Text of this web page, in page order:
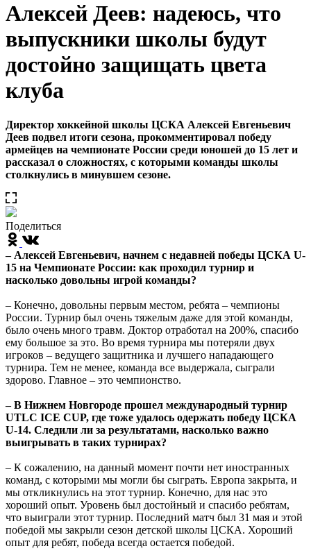
Алексей Деев: надеюсь, что
выпускники школы будут
достойно защищать цвета
клуба
Директор хоккейной школы ЦСКА Алексей Евгеньевич
Деев подвел итоги сезона, прокомментировал победу
армейцев на чемпионате России среди юношей до 15 лет и
рассказал о сложностях, с которыми команды школы
столкнулись в минувшем сезоне.
Поделиться
– Алексей Евгеньевич, начнем с недавней победы ЦСКА U-
15 на Чемпионате России: как проходил турнир и
насколько довольны игрой команды?
– Конечно, довольны первым местом, ребята – чемпионы
России. Турнир был очень тяжелым даже для этой команды,
было очень много травм. Доктор отработал на 200%, спасибо
ему большое за это. Во время турнира мы потеряли двух
игроков – ведущего защитника и лучшего нападающего
турнира. Тем не менее, команда все выдержала, сыграли
здорово. Главное – это чемпионство.
– В Нижнем Новгороде прошел международный турнир
UTLC ICE CUP, где тоже удалось одержать победу ЦСКА
U-14. Следили ли за результатами, насколько важно
выигрывать в таких турнирах?
– К сожалению, на данный момент почти нет иностранных
команд, с которыми мы могли бы сыграть. Европа закрыта, и
мы откликнулись на этот турнир. Конечно, для нас это
хороший опыт. Уровень был достойный и спасибо ребятам,
что выиграли этот турнир. Последний матч был 31 мая и этой
победой мы закрыли сезон детской школы ЦСКА. Хороший
опыт для ребят, победа всегда остается победой.